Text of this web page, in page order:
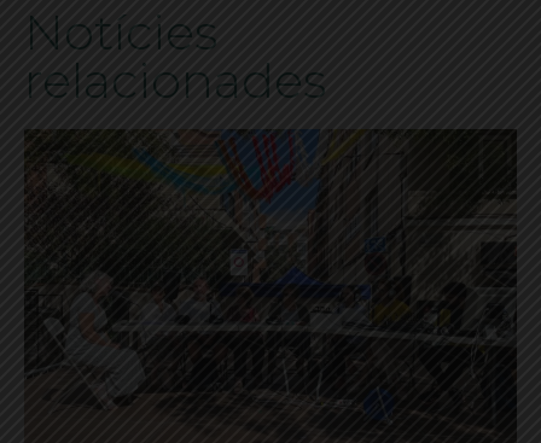
Notícies
relacionades